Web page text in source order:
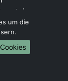
um die